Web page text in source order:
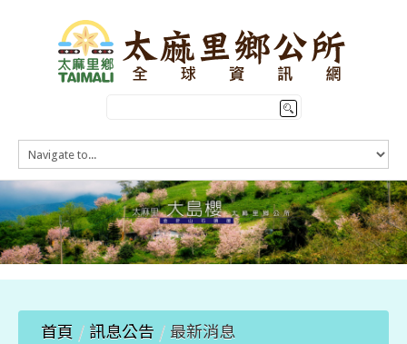
HOME
訊息公告
本鄉簡介
公所介紹
觀光導覽
便民服務
首頁 / 訊息公告 / 最新消息